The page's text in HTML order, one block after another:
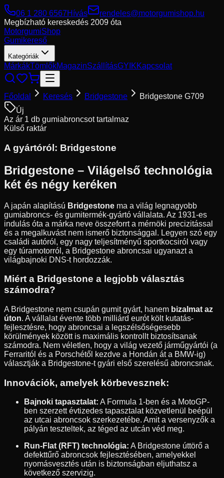
06 1 280 6567Hívás
rendeles@motorgumishop.hu
Megbízható kereskedés 2009 óta
MotorgumiShop
Gumikereső
Kategóriák
MárkákTömlőkMagazinSzállításGYIKKapcsolat
Főoldal Keresés Bridgestone
Bridgestone G709
Új
Az ár 1 db gumiabroncsot tartalmaz
Külső raktár
A gyártóról: Bridgestone
Bridgestone – Világelső technológia
két és négy keréken
A japán alapítású Bridgestone ma a világ legnagyobb
gumiabroncs- és gumitermék-gyártó vállalata. Az 1931-es
indulás óta a márka neve összeforrt a mérnöki precizitással
és a megalkuvást nem ismerő biztonsággal. Legyen szó egy
családi autóról, egy nagy teljesítményű sportkocsiról vagy
egy túramotorról, a Bridgestone abroncsai ugyanazt a
világbajnoki DNS-t hordozzák.
Miért a Bridgestone a legjobb választás
számodra?
A Bridgestone nem csupán gumit gyárt, hanem bizalmat az
úton. A vállalat évente több milliárd eurót költ kutatás-
fejlesztésre, hogy abroncsai a legszélsőségesebb
körülmények között is maximális kontrollt biztosítsanak
számodra. Nem véletlen, hogy a világ vezető járműgyártói (a
Ferraritól és a Porschétől kezdve a Hondán át a BMW-ig)
választják a Bridgestone-t gyári első szerelésű abroncsnak.
Innovációk, amelyek körbevesznek:
Bajnoki tapasztalat: A Formula 1-ben és a MotoGP-
ben szerzett évtizedes tapasztalat közvetlenül beépül
az utcai abroncsok szerkezetébe. Amit a versenyzők a
pályán teszteltek, az téged az utcán véd meg.
Run-Flat (RFT) technológia: A Bridgestone úttörő a
defekttűrő abroncsok fejlesztésében, amelyekkel
nyomásvesztés után is biztonságban eljuthatsz a
következő szervizig.